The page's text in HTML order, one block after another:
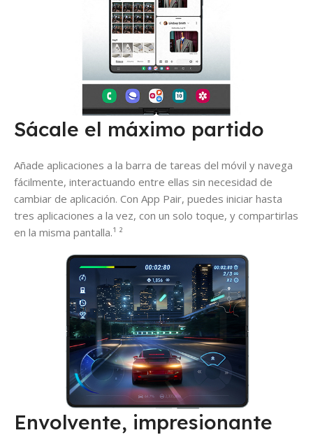
Sácale el máximo partido
Añade aplicaciones a la barra de tareas del móvil y navega
fácilmente, interactuando entre ellas sin necesidad de
cambiar de aplicación. Con App Pair, puedes iniciar hasta
tres aplicaciones a la vez, con un solo toque, y compartirlas
en la misma pantalla.¹ ²
Envolvente, impresionante